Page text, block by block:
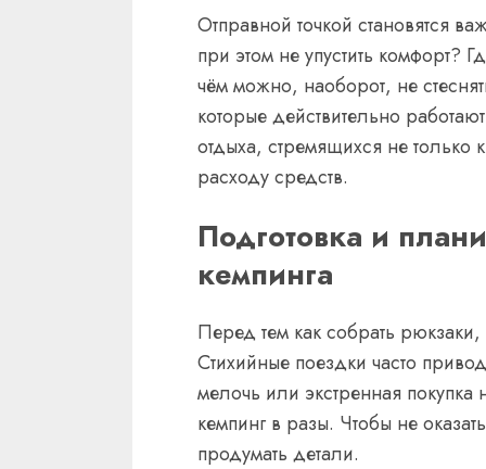
Отправной точкой становятся
при этом не упустить комфорт?
чём можно, наоборот, не
которые действительно
отдыха, стремящихся не
расходу средств.
Подготовка и
кемпинга
Перед тем как собрать рюкзаки,
Стихийные поездки часто
мелочь или экстренная
кемпинг в разы. Чтобы не
продумать детали.